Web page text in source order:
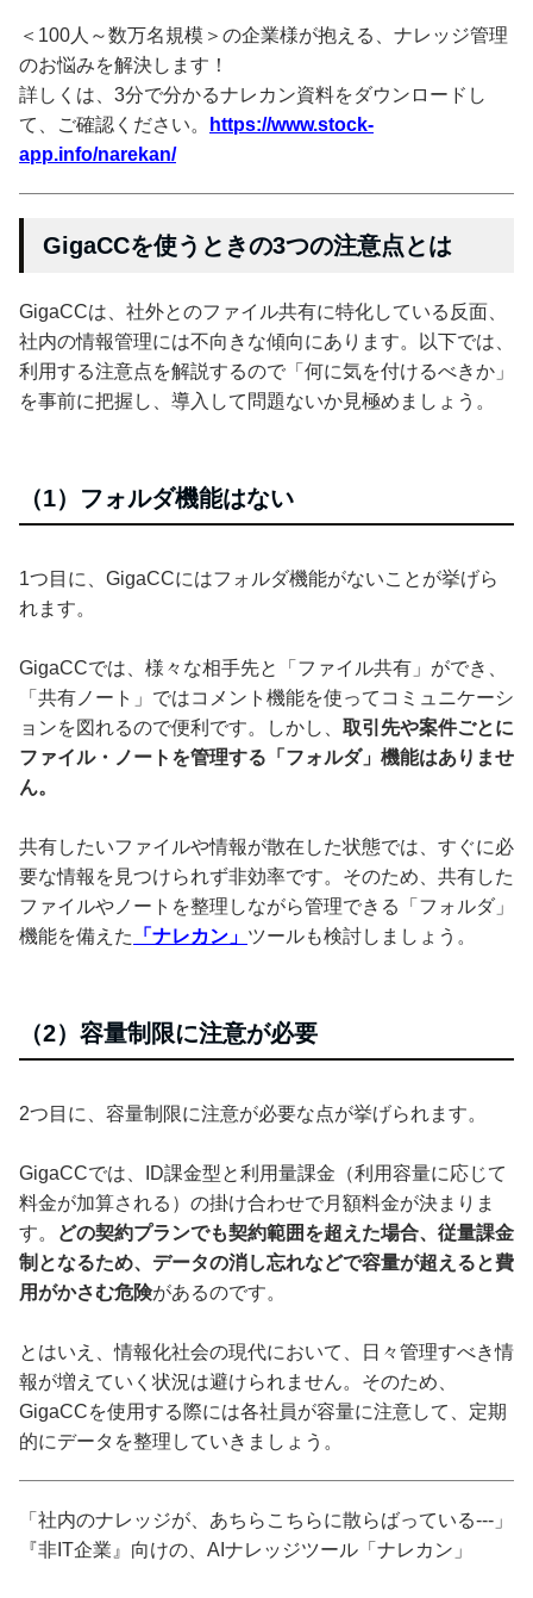
＜100人～数万名規模＞の企業様が抱える、ナレッジ管理
のお悩みを解決します！
詳しくは、3分で分かるナレカン資料をダウンロードし
て、ご確認ください。
https://www.stock-
app.info/narekan/
GigaCCを使うときの3つの注意点とは
GigaCCは、社外とのファイル共有に特化している反面、
社内の情報管理には不向きな傾向にあります。以下では、
利用する注意点を解説するので「何に気を付けるべきか」
を事前に把握し、導入して問題ないか見極めましょう。
（1）フォルダ機能はない
1つ目に、GigaCCにはフォルダ機能がないことが挙げら
れます。
GigaCCでは、様々な相手先と「ファイル共有」ができ、
「共有ノート」ではコメント機能を使ってコミュニケーシ
ョンを図れるので便利です。しかし、 取引先や案件ごとに
ファイル・ノートを管理する「フォルダ」機能はありませ
ん。
共有したいファイルや情報が散在した状態では、すぐに必
要な情報を見つけられず非効率です。そのため、共有した
ファイルやノートを整理しながら管理できる「フォルダ」
機能を備えた
「ナレカン」 ツールも検討しましょう。
（2）容量制限に注意が必要
2つ目に、容量制限に注意が必要な点が挙げられます。
GigaCCでは、ID課金型と利用量課金（利用容量に応じて
料金が加算される）の掛け合わせで月額料金が決まりま
す。
どの契約プランでも契約範囲を超えた場合、従量課金
制となるため、データの消し忘れなどで容量が超えると費
用がかさむ危険があるのです。
とはいえ、情報化社会の現代において、日々管理すべき情
報が増えていく状況は避けられません。そのため、
GigaCCを使用する際には各社員が容量に注意して、定期
的にデータを整理していきましょう。
「社内のナレッジが、あちらこちらに散らばっている---」
『非IT企業』向けの、AIナレッジツール「ナレカン」